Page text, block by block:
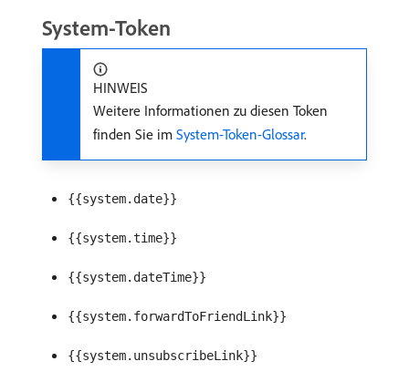
System-Token
HINWEIS
Weitere Informationen zu diesen Token
finden Sie im System-Token-Glossar.
{{system.date}}
{{system.time}}
{{system.dateTime}}
{{system.forwardToFriendLink}}
{{system.unsubscribeLink}}